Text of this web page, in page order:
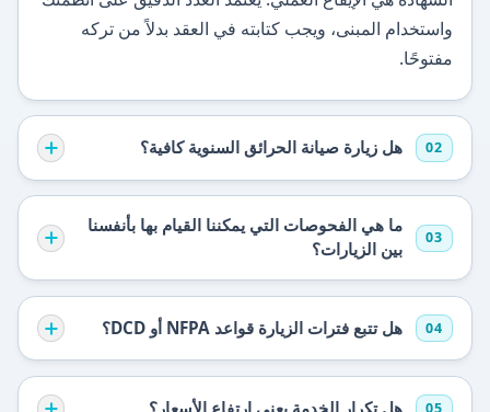
واستخدام المبنى، ويجب كتابته في العقد بدلاً من تركه
مفتوحًا.
02 هل زيارة صيانة الحرائق السنوية كافية؟
03
ما هي الفحوصات التي يمكننا القيام بها بأنفسنا
بين الزيارات؟
04 هل تتبع فترات الزيارة قواعد NFPA أو DCD؟
05